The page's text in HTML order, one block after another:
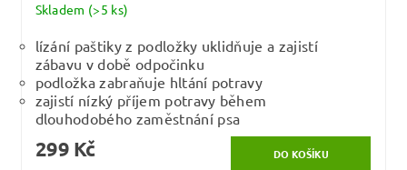
Skladem (>5 ks)
lízání paštiky z podložky uklidňuje a zajistí
zábavu v době odpočinku
podložka zabraňuje hltání potravy
zajistí nízký příjem potravy během
dlouhodobého zaměstnání psa
299 Kč